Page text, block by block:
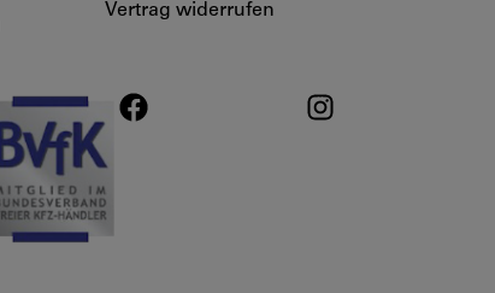
Vertrag widerrufen